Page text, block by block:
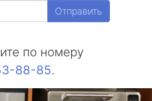
Отправить
по номеру
88-85.